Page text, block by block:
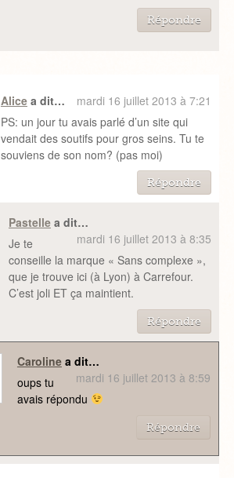
Répondre
Alicea dit…
mardi 16 juillet 2013 à 7:21
PS: un jour tu avais parlé d’un site qui
vendait des soutifs pour gros seins. Tu te
souviens de son nom? (pas moi)
Répondre
Pastellea dit…
mardi 16 juillet 2013 à 8:35
Je te
conseille la marque « Sans complexe »,
que je trouve ici (à Lyon) à Carrefour.
C’est joli ET ça maintient.
Répondre
Carolinea dit…
mardi 16 juillet 2013 à 8:59
oups tu
avais répondu
Répondre